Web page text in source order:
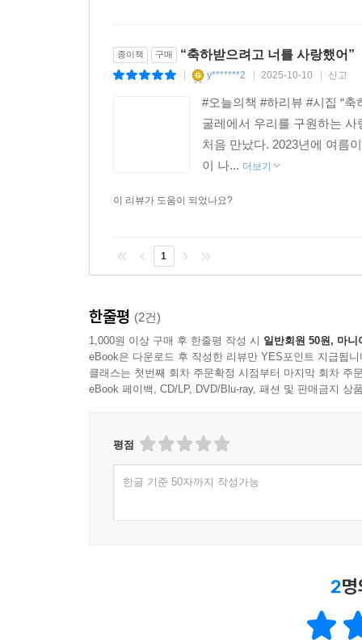
종이책 구매 “축하받으려고 너를 사랑했어”
y*******2 2025-10-10 신고
#오늘의책 #하리뷰 #시집 “
굴레에서 우리를 구원하는
처음 만났다. 2023년에 여름
이 나... 더보기
이 리뷰가 도움이 되었나요?
1
한줄평 (2건)
1,000원 이상 구매 후 한줄평 작성 시 일반회원 50원, 마니
eBook은 다운로드 후 작성한 리뷰만 YES포인트 지급됩니
클래스는 첫번째 회차 주문확정 시점부터 마지막 회차 주
eBook 페이백, CD/LP, DVD/Blu-ray, 패션 및 판매금지 상
평점
한글 기준 50자까지 작성가능
2